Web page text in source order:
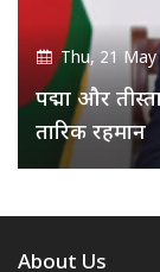
Thu, 21 May
पद्मा और
तारिक रहमान
About Us